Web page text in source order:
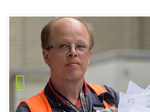
Zurück